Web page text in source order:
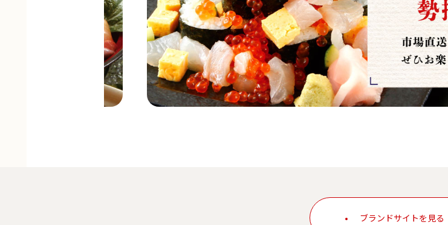
ブランドサイトを見る